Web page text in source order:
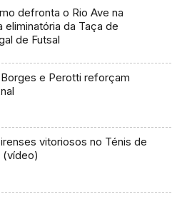
defronta o Rio Ave na
eliminatória da Taça de
de Futsal
e Perotti reforçam
vitoriosos no Ténis de
(vídeo)